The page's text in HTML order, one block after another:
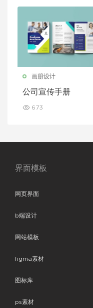
画册设计
公司宣传手册
673
界面模板
网页界面
b端设计
网站模板
figma素材
图标库
ps素材